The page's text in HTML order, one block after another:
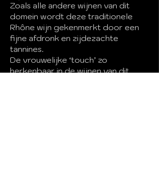
Zoals alle andere wijnen van dit
domein wordt deze traditionele
Rhône wijn gekenmerkt door een
fijne afdronk en zijdezachte
tannines.
De vrouwelijke ‘touch’ zo
herkenbaar in de wijnen van dit